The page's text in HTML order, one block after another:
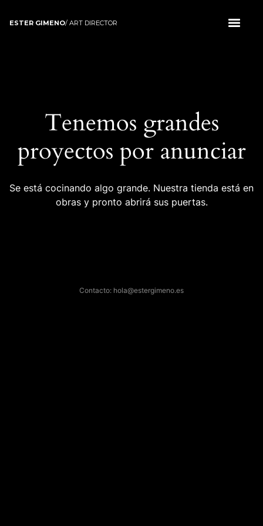
ESTER GIMENO/ ART DIRECTOR
Tenemos grandes
proyectos por anunciar
Se está cocinando algo grande. Nuestra tienda está en
obras y pronto abrirá sus puertas.
Contacto: hola@estergimeno.es